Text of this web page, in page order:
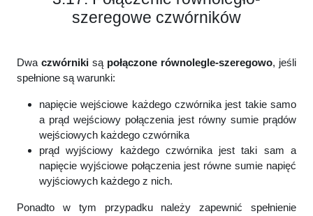
szeregowe czwórników
Dwa czwórniki są połączone równolegle-szeregowo, jeśli
spełnione są warunki:
napięcie wejściowe każdego czwórnika jest takie samo
a prąd wejściowy połączenia jest równy sumie prądów
wejściowych każdego czwórnika
prąd wyjściowy każdego czwórnika jest taki sam a
napięcie wyjściowe połączenia jest równe sumie napięć
wyjściowych każdego z nich.
Ponadto w tym przypadku należy zapewnić spełnienie